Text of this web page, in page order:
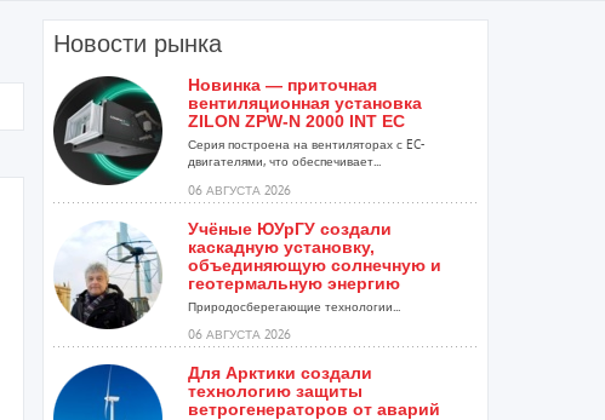
Новости рынка
Новинка — приточная
вентиляционная установка
ZILON ZPW-N 2000 INT EC
Серия построена на вентиляторах с EC-
двигателями, что обеспечивает...
06 АВГУСТА 2026
Учёные ЮУрГУ создали
каскадную установку,
объединяющую солнечную и
геотермальную энергию
Природосберегающие технологии...
06 АВГУСТА 2026
Для Арктики создали
технологию защиты
ветрогенераторов от аварий